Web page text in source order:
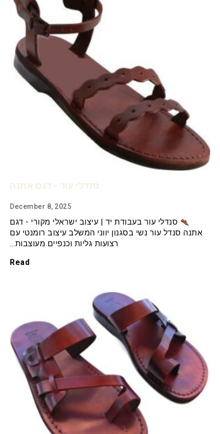
סנדלי עור - דגם אתנה
December 8, 2025
סנדלי עור בעבודת יד | עיצוב ישראלי מקורי - דגם
אתנה סנדל עור נשי בסגנון יווני המשלב עיצוב רומנטי עם
רצועות גליות וכנפיים מעוצבות…
Read